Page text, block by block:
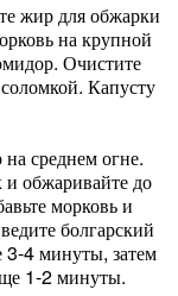
жир для обжарки
на крупной
Очистите
Капусту
среднем огне.
и обжаривайте до
морковь и
болгарский
3-4 минуты, затем
1-2 минуты.